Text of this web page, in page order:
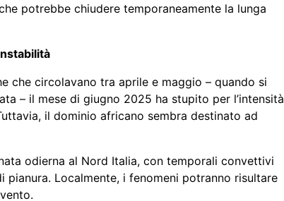
potrebbe chiudere temporaneamente la lunga
che circolavano tra aprile e maggio – quando si
– il mese di giugno 2025 ha stupito per l’intensità
il dominio africano sembra destinato ad
odierna al Nord Italia, con temporali convettivi
Localmente, i fenomeni potranno risultare